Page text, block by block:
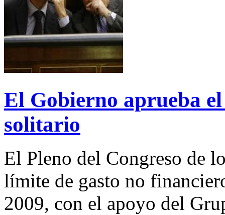
El Gobierno aprueba
solitario
El Pleno del Congreso de
límite de gasto no
2009, con el apoyo del